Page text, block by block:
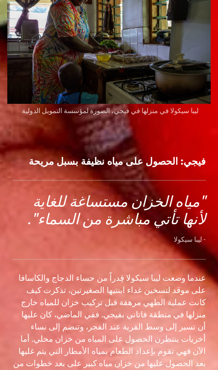
ليبا سيكولا في منزلها في فيجي، الصورة لمؤسسة التمويل الدولية
فيجي: الحصول على مياه نظيفة بسبل مريحة
"مياه الخزان مستساغة للغاية
لأنها تأتي مباشرة من السماء".
- ليبا سيكولا
عندما وضعت ليبا سيكولا قِدراً من حساء الدجاج والكاسافا
على موقد لتسخين غداء ابنتيها الصغيرتين، تذكرت كيف
كانت عملية الطهي مرهقة قبل تركيب خزان للمياه خارج
منزلها في منطقة فاتاني بفيجي. ففي الماضي، كان عليها
أن تسير إلى وسط القرية عند الفجر، وتنضم إلى نساء
أخريات ينتظرن الحصول على المياه من خزان محلي. أما
الآن فهي تقوم بإعداد الطعام بمياه الأمطار التي يتم غليها
بعد الحصول عليها من خزان مياه كبير على بعد خطوات من